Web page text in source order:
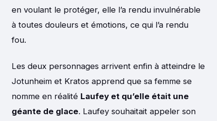
en voulant le protéger, elle l’a rendu invulnérable
à toutes douleurs et émotions, ce qui l’a rendu
fou.
Les deux personnages arrivent enfin à atteindre le
Jotunheim et Kratos apprend que sa femme se
nomme en réalité Laufey et qu’elle était une
géante de glace. Laufey souhaitait appeler son